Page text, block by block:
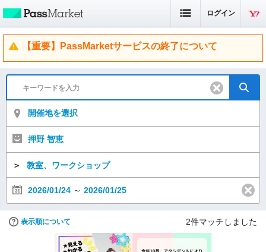
ログイン
【重要】PassMarketサービスの終了について
開催地を選択
押野 智恵
＞ 教室、ワークショップ
2026/01/24 ～ 2026/01/25
表示順について 2件マッチしました